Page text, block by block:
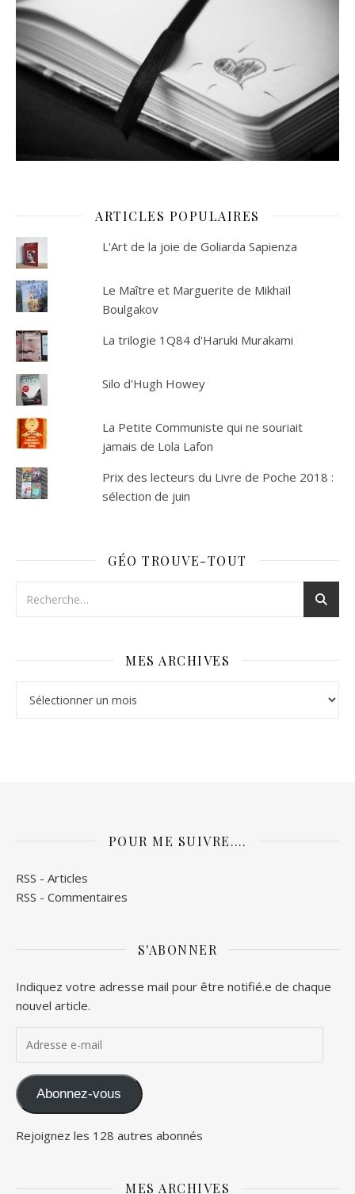
ARTICLES POPULAIRES
L'Art de la joie de Goliarda Sapienza
Le Maître et Marguerite de Mikhaïl
Boulgakov
La trilogie 1Q84 d'Haruki Murakami
Silo d'Hugh Howey
La Petite Communiste qui ne souriait
jamais de Lola Lafon
Prix des lecteurs du Livre de Poche 2018 :
sélection de juin
GÉO TROUVE-TOUT
MES ARCHIVES
POUR ME SUIVRE….
RSS - Articles
RSS - Commentaires
S'ABONNER
Indiquez votre adresse mail pour être notifié.e de chaque
nouvel article.
Abonnez-vous
Rejoignez les 128 autres abonnés
MES ARCHIVES